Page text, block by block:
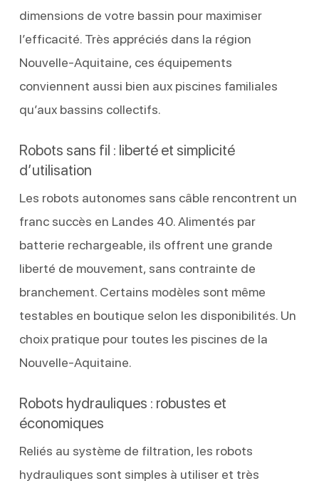
dimensions de votre bassin pour maximiser
l’efficacité. Très appréciés dans la région
Nouvelle-Aquitaine, ces équipements
conviennent aussi bien aux piscines familiales
qu’aux bassins collectifs.
Robots sans fil : liberté et simplicité
d’utilisation
Les robots autonomes sans câble rencontrent un
franc succès en Landes 40. Alimentés par
batterie rechargeable, ils offrent une grande
liberté de mouvement, sans contrainte de
branchement. Certains modèles sont même
testables en boutique selon les disponibilités. Un
choix pratique pour toutes les piscines de la
Nouvelle-Aquitaine.
Robots hydrauliques : robustes et
économiques
Reliés au système de filtration, les robots
hydrauliques sont simples à utiliser et très